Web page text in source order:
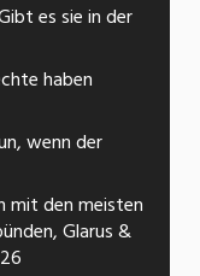
es sie in der
haben
wenn der
mit den meisten
Glarus &